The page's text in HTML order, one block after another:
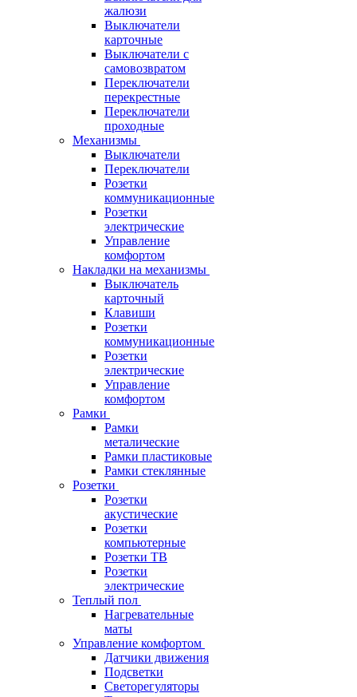
жалюзи
Выключатели
карточные
Выключатели с
самовозвратом
Переключатели
перекрестные
Переключатели
проходные
Механизмы
Выключатели
Переключатели
Розетки
коммуникационные
Розетки
электрические
Управление
комфортом
Накладки на механизмы
Выключатель
карточный
Клавиши
Розетки
коммуникационные
Розетки
электрические
Управление
комфортом
Рамки
Рамки
металические
Рамки пластиковые
Рамки стеклянные
Розетки
Розетки
акустические
Розетки
компьютерные
Розетки ТВ
Розетки
электрические
Теплый пол
Нагревательные
маты
Управление комфортом
Датчики движения
Подсветки
Светорегуляторы